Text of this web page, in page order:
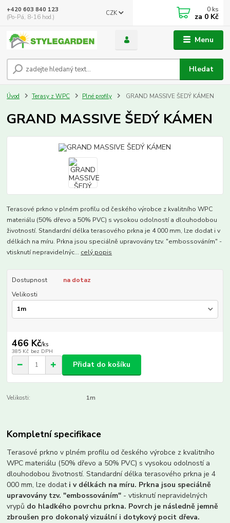
Menu
CZK
Hledat
+420 603 840 123
(Po-Pá, 8-16 hod.)
0 ks
za 0 Kč
Úvod Terasy z WPC Plné profily GRAND MASSIVE ŠEDÝ KÁMEN
GRAND MASSIVE ŠEDÝ KÁMEN
Terasové prkno v plném profilu od českého výrobce z kvalitního WPC
materiálu (50% dřevo a 50% PVC) s vysokou odolností a dlouhodobou
životností. Standardní délka terasového prkna je 4 000 mm, lze dodat i v
délkách na míru. Prkna jsou speciálně upravovány tzv. "embossováním" -
vtisknutí nepravidelnýc... celý popis
Dostupnost
na dotaz
Velikosti
466 Kč/ks
385 Kč bez DPH
Přidat do košíku
Velikosti: 1m
Kompletní specifikace
Terasové prkno v plném profilu od českého výrobce z kvalitního
WPC materiálu (50% dřevo a 50% PVC) s vysokou odolností a
dlouhodobou životností. Standardní délka terasového prkna je 4
000 mm, lze dodat i v délkách na míru. Prkna jsou speciálně
upravovány tzv. "embossováním" - vtisknutí nepravidelných
vrypů do hladkého povrchu prkna. Povrch je následně jemně
zbroušen pro dokonalý vizuální i dotykový pocit dřeva.